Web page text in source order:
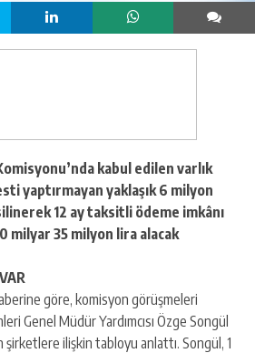
kabul edilen varlık
yaptırmayan yaklaşık 6 milyon
12 ay taksitli ödeme imkânı
milyar 35 milyon lira alacak
göre, komisyon görüşmeleri
Genel Müdür Yardımcısı Özge Songül
şirketlere ilişkin tabloyu anlattı. Songül, 1